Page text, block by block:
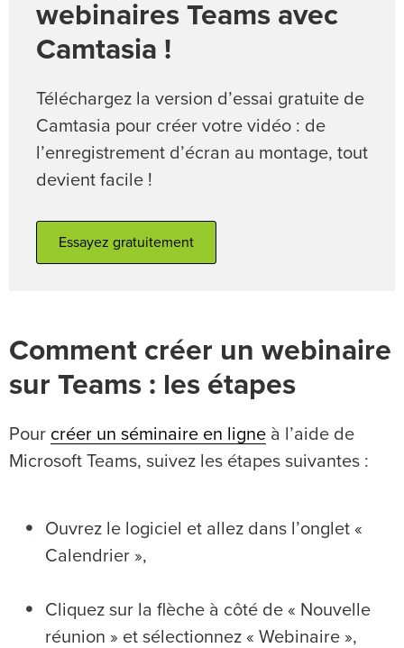
webinaires Teams avec
Camtasia !
Téléchargez la version d’essai gratuite de
Camtasia pour créer votre vidéo : de
l’enregistrement d’écran au montage, tout
devient facile !
Essayez gratuitement
Comment créer un webinaire
sur Teams : les étapes
Pour créer un séminaire en ligne à l’aide de
Microsoft Teams, suivez les étapes suivantes :
Ouvrez le logiciel et allez dans l’onglet «
Calendrier »,
Cliquez sur la flèche à côté de « Nouvelle
réunion » et sélectionnez « Webinaire »,